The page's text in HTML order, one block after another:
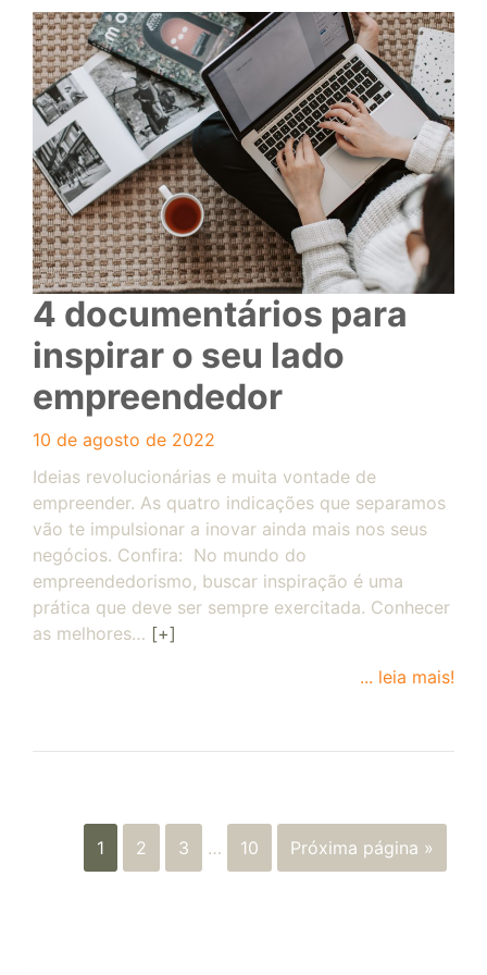
4 documentários para
inspirar o seu lado
empreendedor
10 de agosto de 2022
Ideias revolucionárias e muita vontade de
empreender. As quatro indicações que separamos
vão te impulsionar a inovar ainda mais nos seus
negócios. Confira: No mundo do
empreendedorismo, buscar inspiração é uma
prática que deve ser sempre exercitada. Conhecer
as melhores… [+]
... leia mais!
1 2 3 … 10 Próxima página »